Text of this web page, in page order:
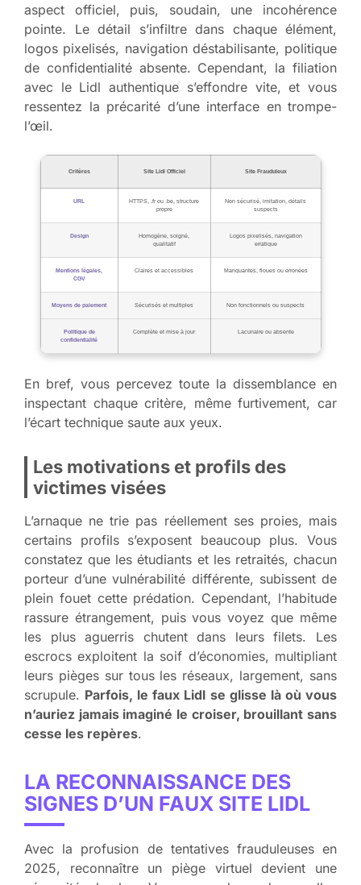
aspect officiel, puis, soudain, une incohérence
pointe. Le détail s’infiltre dans chaque élément,
logos pixelisés, navigation déstabilisante, politique
de confidentialité absente. Cependant, la filiation
avec le Lidl authentique s’effondre vite, et vous
ressentez la précarité d’une interface en trompe-
l’œil.
Critères Site Lidl Officiel Site Frauduleux
URL
HTTPS, .fr ou .be, structure
propre
Non sécurisé, imitation, détails
suspects
Design
Homogène, soigné,
qualitatif
Logos pixelisés, navigation
erratique
Mentions légales,
CGV
Claires et accessibles Manquantes, floues ou erronées
Moyens de paiement Sécurisés et multiples Non fonctionnels ou suspects
Politique de
confidentialité
Complète et mise à jour Lacunaire ou absente
En bref, vous percevez toute la dissemblance en
inspectant chaque critère, même furtivement, car
l’écart technique saute aux yeux.
Les motivations et profils des
victimes visées
L’arnaque ne trie pas réellement ses proies, mais
certains profils s’exposent beaucoup plus. Vous
constatez que les étudiants et les retraités, chacun
porteur d’une vulnérabilité différente, subissent de
plein fouet cette prédation. Cependant, l’habitude
rassure étrangement, puis vous voyez que même
les plus aguerris chutent dans leurs filets. Les
escrocs exploitent la soif d’économies, multipliant
leurs pièges sur tous les réseaux, largement, sans
scrupule. Parfois, le faux Lidl se glisse là où vous
n’auriez jamais imaginé le croiser, brouillant sans
cesse les repères.
LA RECONNAISSANCE DES
SIGNES D’UN FAUX SITE LIDL
Avec la profusion de tentatives frauduleuses en
2025, reconnaître un piège virtuel devient une